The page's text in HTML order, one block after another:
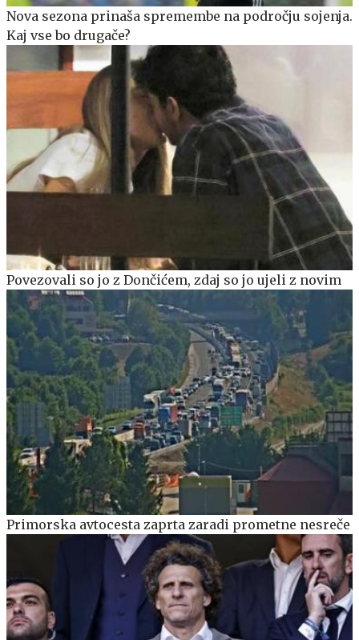
Nova sezona prinaša spremembe na področju sojenja.
Kaj vse bo drugače?
Povezovali so jo z Dončićem, zdaj so jo ujeli z novim
Primorska avtocesta zaprta zaradi prometne nesreče